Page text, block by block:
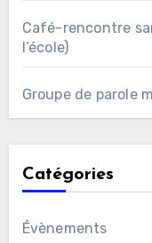
Café-rencontre
l’école)
Groupe de parole
Catégories
Évènements